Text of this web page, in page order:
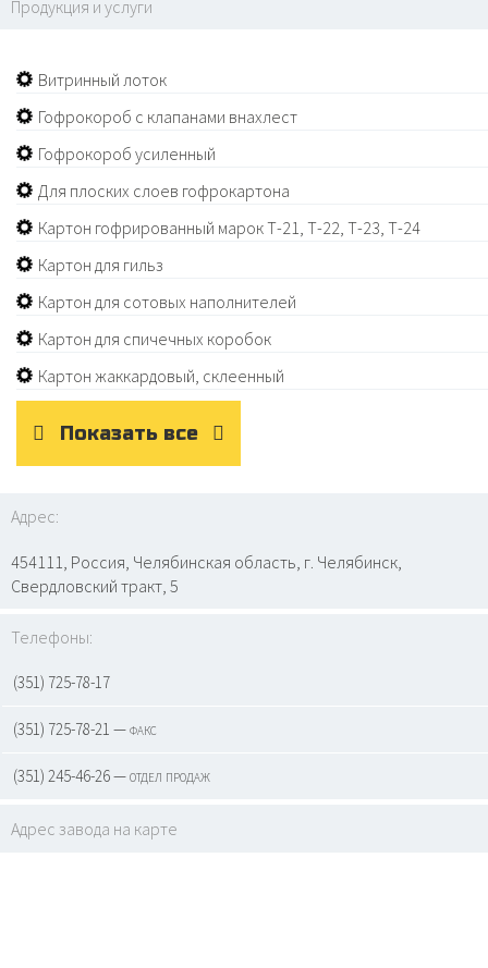
Продукция и услуги
Витринный лоток
Гофрокороб с клапанами внахлест
Гофрокороб усиленный
Для плоских слоев гофрокартона
Картон гофрированный марок Т-21, Т-22, Т-23, Т-24
Картон для гильз
Картон для сотовых наполнителей
Картон для спичечных коробок
Картон жаккардовый, склеенный
Показать все
Адрес:
454111, Россия, Челябинская область, г. Челябинск,
Свердловский тракт, 5
Телефоны:
(351) 725-78-17
(351) 725-78-21 — факс
(351) 245-46-26 — отдел продаж
Адрес завода на карте